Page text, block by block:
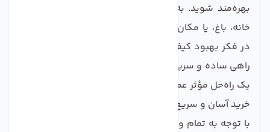
بهره‌مند شوید. به علاوه، این محصول برای استفاده در
خانه، باغ، یا مکان‌های عمومی مناسب است. اگر شما نیز
در فکر بهبود کیفیت آب مصرفی خود هستید و به دنبال
راهی ساده و سریع می‌باشید، این رابط می‌تواند به عنوان
یک راه‌حل مؤثر عمل کند.
خرید آسان و سریع
با توجه به تمام ویژگی‌ها و مزایای ذکر شده، رابط تصفیه